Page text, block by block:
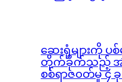
ဆေးရုံများကို ပ
တိုက်ခိုက်သည့် အ
စစ်ရာဇ၀တ်မှု ၄ ခု